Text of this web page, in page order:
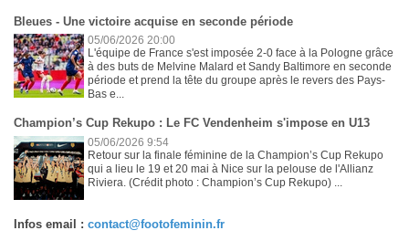
Bleues - Une victoire acquise en seconde période
05/06/2026 20:00
L'équipe de France s'est imposée 2-0 face à la Pologne grâce
à des buts de Melvine Malard et Sandy Baltimore en seconde
période et prend la tête du groupe après le revers des Pays-
Bas e...
Champion’s Cup Rekupo : Le FC Vendenheim s'impose en U13
05/06/2026 9:54
Retour sur la finale féminine de la Champion’s Cup Rekupo
qui a lieu le 19 et 20 mai à Nice sur la pelouse de l'Allianz
Riviera. (Crédit photo : Champion’s Cup Rekupo) ...
Infos email : contact@footofeminin.fr